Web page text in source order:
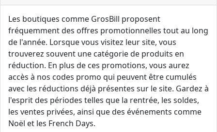
Les boutiques comme GrosBill proposent
fréquemment des offres promotionnelles tout au long
de l'année. Lorsque vous visitez leur site, vous
trouverez souvent une catégorie de produits en
réduction. En plus de ces promotions, vous aurez
accès à nos codes promo qui peuvent être cumulés
avec les réductions déjà présentes sur le site. Gardez à
l'esprit des périodes telles que la rentrée, les soldes,
les ventes privées, ainsi que des événements comme
Noël et les French Days.